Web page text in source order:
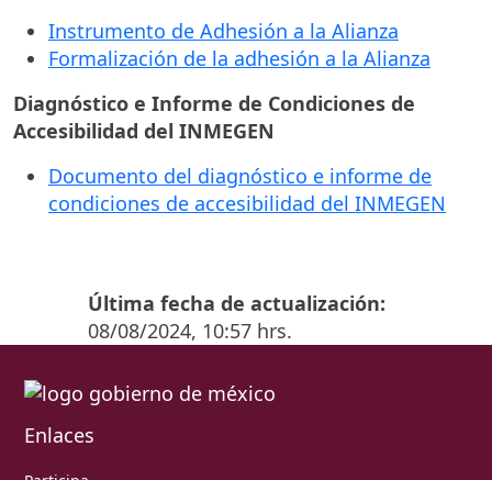
Instrumento de Adhesión a la Alianza
Formalización de la adhesión a la Alianza
Diagnóstico e Informe de Condiciones de
Accesibilidad del INMEGEN
Documento del diagnóstico e informe de
condiciones de accesibilidad del INMEGEN
Última fecha de actualización:
08/08/2024, 10:57 hrs.
Enlaces